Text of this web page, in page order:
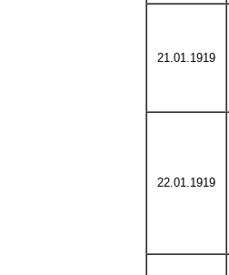
21.01.1919
22.01.1919